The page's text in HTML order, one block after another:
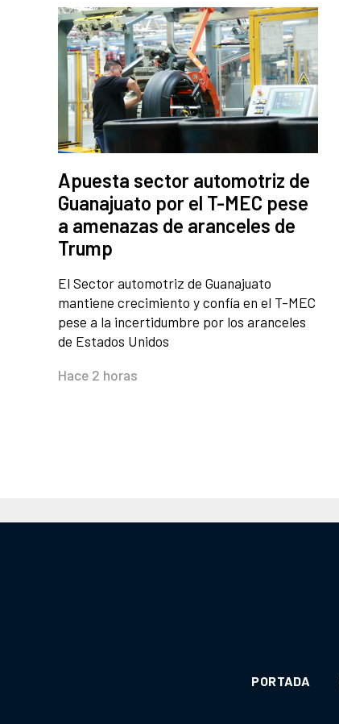
Apuesta sector automotriz de
Guanajuato por el T-MEC pese
a amenazas de aranceles de
Trump
El Sector automotriz de Guanajuato
mantiene crecimiento y confía en el T-MEC
pese a la incertidumbre por los aranceles
de Estados Unidos
Hace 2 horas
PORTADA